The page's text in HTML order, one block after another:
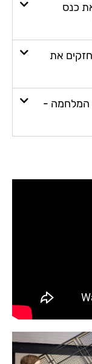
כנס
מחזקים את
המלחמה -